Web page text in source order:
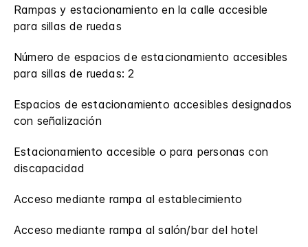
Rampas y estacionamiento en la calle accesible
para sillas de ruedas
Número de espacios de estacionamiento accesibles
para sillas de ruedas: 2
Espacios de estacionamiento accesibles designados
con señalización
Estacionamiento accesible o para personas con
discapacidad
Acceso mediante rampa al establecimiento
Acceso mediante rampa al salón/bar del hotel